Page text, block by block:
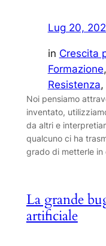
Lug 20,
in Crescita
Formazione,
Resistenza,
Noi pensiamo
inventato,
da altri e
qualcuno ci ha
grado di metterle in
La grande
artificiale